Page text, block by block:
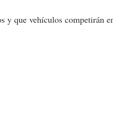
y que vehículos competirán